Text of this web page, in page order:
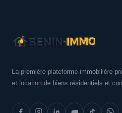
La première plateforme immobilière
et location de biens résidentiels et